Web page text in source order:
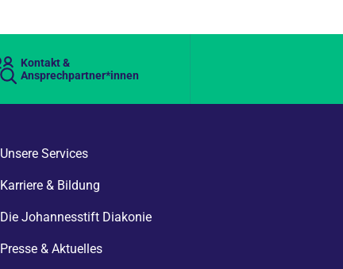
Kontakt &
Ansprechpartner*innen
Unsere Services
Karriere & Bildung
Die Johannesstift Diakonie
Presse & Aktuelles